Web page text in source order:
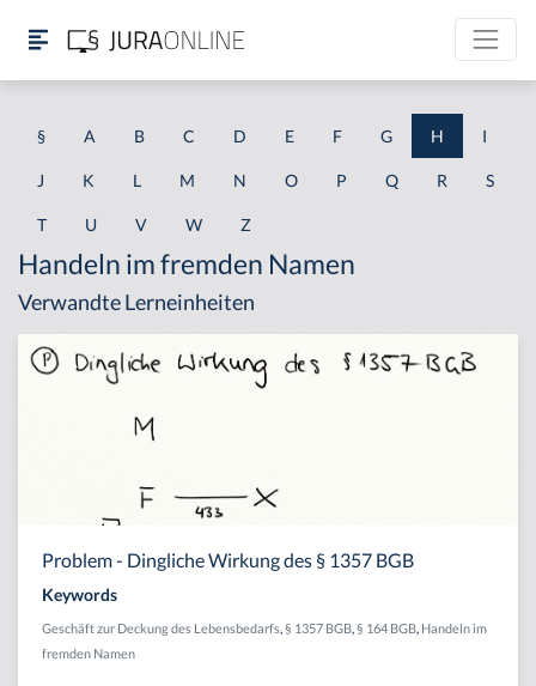
§ A B C D E F G H I
J K L M N O P Q R S
T U V W Z
Handeln im fremden Namen
Verwandte Lerneinheiten
Problem - Dingliche Wirkung des § 1357 BGB
Keywords
Geschäft zur Deckung des Lebensbedarfs § 1357 BGB § 164 BGB Handeln im
fremden Namen